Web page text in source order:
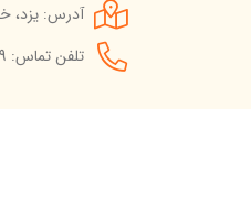
آدرس: یزد،
تلفن تماس: 09207902829